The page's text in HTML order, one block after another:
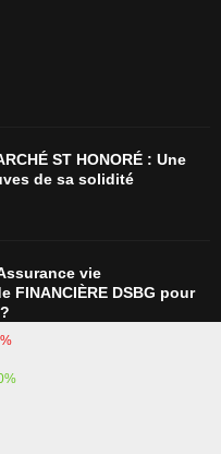
ST HONORÉ : Une
de sa solidité
vie
FINANCIÈRE DSBG pour
avec Assetarion :